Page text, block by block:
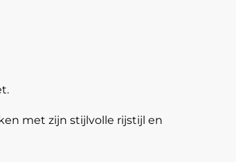
met zijn stijlvolle rijstijl en